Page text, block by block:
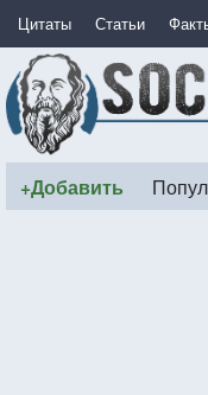
Цитаты Статьи
+Добавить